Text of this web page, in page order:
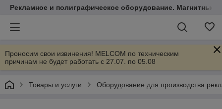
Рекламное и полиграфическое оборудование. Магнитные
Проносим свои извинения! MELCOM по техническим
причинам не будет работать с 27.07. по 05.08
Товары и услуги Оборудование для производства